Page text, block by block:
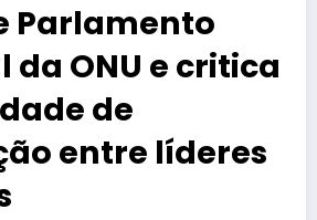
Parlamento
da ONU e critica
de
entre líderes